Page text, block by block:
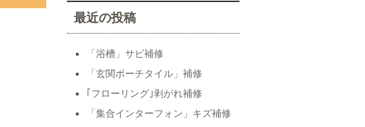
最近の投稿
「浴槽」サビ補修
「玄関ポーチタイル」補修
｢フローリング｣剥がれ補修
「集合インターフォン」キズ補修